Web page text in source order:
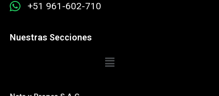
+51 961-602-710
Nuestras Secciones